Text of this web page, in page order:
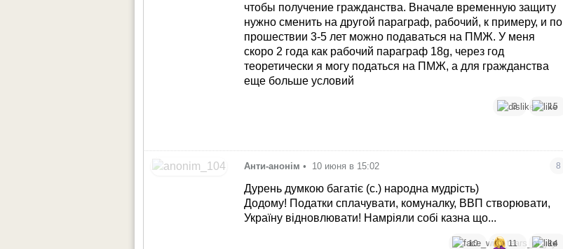
чтобы получение гражданства. Вначале временную защиту
нужно сменить на другой параграф, рабочий, к примеру, и по
прошествии 3-5 лет можно подаваться на ПМЖ. У меня
скоро 2 года как рабочий параграф 18g, через год
теоретически я могу податься на ПМЖ, а для гражданства
еще больше условий
3 15
Анти-анонім • 10 июня в 15:02 8
Дурень думкою багатіє (с.) народна мудрість)
Додому! Податки сплачувати, комуналку, ВВП створювати,
Україну відновлювати! Намріяли собі казна що...
10 11 14